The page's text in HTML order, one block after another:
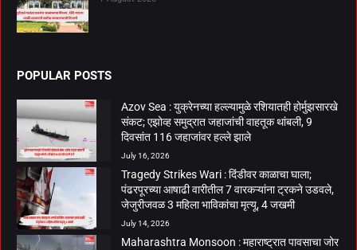
POPULAR POSTS
Azov Sea : युक्रेनच्या हल्ल्यामुळे रशियातही होर्मुझसारखे
संकट; एझोव्ह समुद्रात जहाजांची वाहतूक थांबली, 9
दिवसांत 116 जहाजांवर हल्ले झाले
July 16, 2026
Tragedy Strikes Wari : दिंडीवर काळाचा घाला;
पंढरपूरच्या आषाढी वारीतील 7 वारकऱ्यांना ट्रकने उडवले,
जेजुरीजवळ 3 महिला भाविकांचा मृत्यू, 4 जखमी
July 14, 2026
Maharashtra Monsoon : महाराष्ट्रात पावसाचा जोर